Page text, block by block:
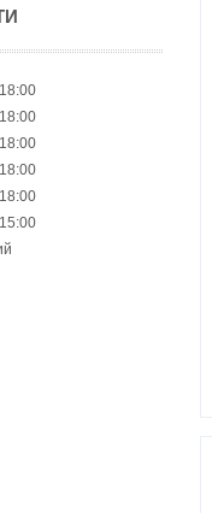
18:00
18:00
18:00
18:00
18:00
15:00